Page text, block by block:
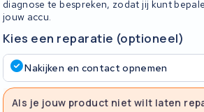
diagnose te bespreken, zodat jij kunt
jouw accu.
Kies een reparatie (optioneel)
Nakijken en contact opnemen
Als je jouw product niet wilt laten